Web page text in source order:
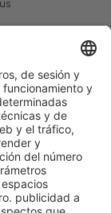
Email